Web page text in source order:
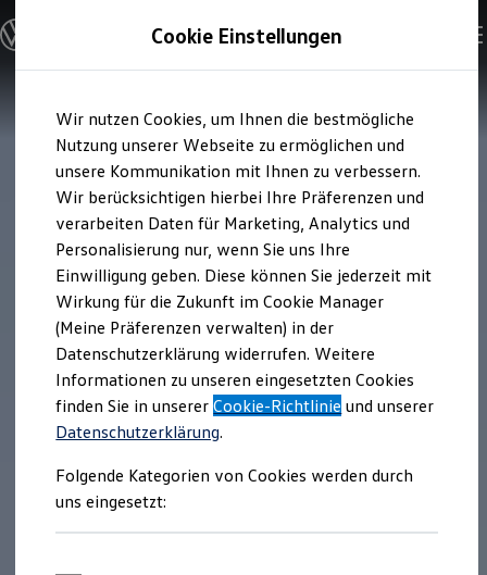
Hauptinhalt
springen
Footer
springen
Modelle und Konfigurator
Konfigurator
Modelle vergleichen
Elektroautos
ENERGY Sondermodelle
Nutzfahrzeuge
SUV und CUV
Familienautos
Kombis
Kompaktwagen
Sportwagen
Schnell verfügbare Fahrzeuge
Angebote und Produkte
Aktuelle Angebote
E-Auto-Förderung
Volkswagen Marktplatz
Die ENERGY Sondermodelle
Junge Gebrauchtwagen und Gebrauchtwagen
Volkswagen Zertifizierte Gebrauchtwagen
Elektromobilität bei Gebrauchtwagen
Saisonangebote
Reifenpakete
Leasing
Leasing-Angebote
Cookie Einstellungen
Wir nutzen Cookies, um Ihnen die bestmögliche
Nutzung unserer Webseite zu ermöglichen und
unsere Kommunikation mit Ihnen zu verbessern.
Wir berücksichtigen hierbei Ihre Präferenzen und
verarbeiten Daten für Marketing, Analytics und
Personalisierung nur, wenn Sie uns Ihre
Einwilligung geben. Diese können Sie jederzeit mit
Wirkung für die Zukunft im Cookie Manager
(Meine Präferenzen verwalten) in der
Datenschutzerklärung widerrufen. Weitere
Informationen zu unseren eingesetzten Cookies
finden Sie in unsererCookie-Richtlinie und unserer
Datenschutzerklärung.
Folgende Kategorien von Cookies werden durch
uns eingesetzt: